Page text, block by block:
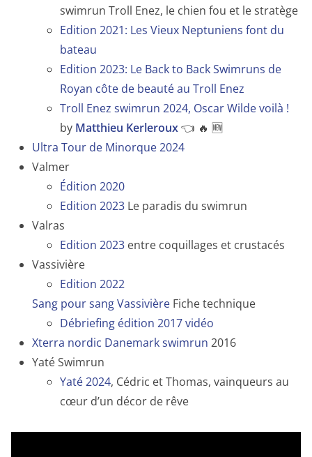
swimrun Troll Enez, le chien fou et le stratège
Edition 2021: Les Vieux Neptuniens font du
bateau
Edition 2023: Le Back to Back Swimruns de
Royan côte de beauté au Troll Enez
Troll Enez swimrun 2024, Oscar Wilde voilà !
by Matthieu Kerleroux👈 🔥 🆕
Ultra Tour de Minorque 2024
Valmer
Édition 2020
Edition 2023 Le paradis du swimrun
Valras
Edition 2023 entre coquillages et crustacés
Vassivière
Edition 2022
Sang pour sang Vassivière Fiche technique
Débriefing édition 2017 vidéo
Xterra nordic Danemark swimrun 2016
Yaté Swimrun
Yaté 2024, Cédric et Thomas, vainqueurs au
cœur d’un décor de rêve